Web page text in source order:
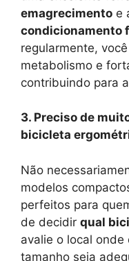
emagrecimento e
condicionamento
regularmente,
metabolismo e
contribuindo para
3. Preciso de
bicicleta
Não
modelos
perfeitos para
de decidir qual
avalie o local
tamanho seja